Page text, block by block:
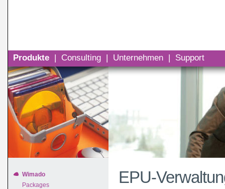
Produkte | Consulting | Unternehmen | Support
Wimado
Packages
EPU-